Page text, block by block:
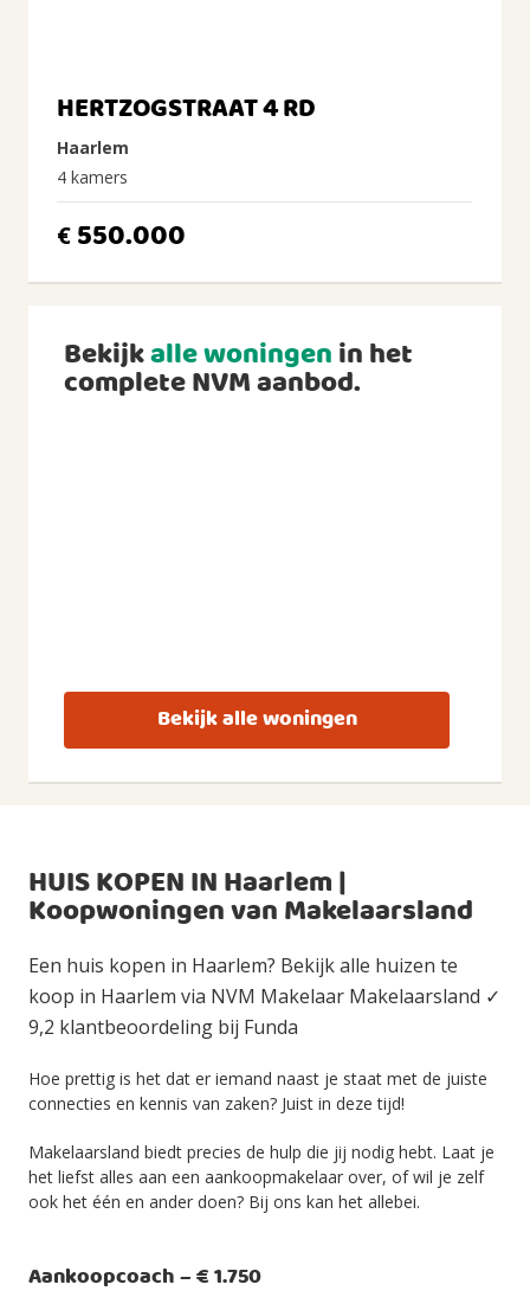
HERTZOGSTRAAT 4 RD
Haarlem
4 kamers
€ 550.000
Bekijkalle woningenin het
complete NVM aanbod.
Bekijk alle woningen
HUIS KOPEN IN Haarlem |
Koopwoningen van Makelaarsland
Een huis kopen in Haarlem? Bekijk alle huizen te
koop in Haarlem via NVM Makelaar Makelaarsland ✓
9,2 klantbeoordeling bij Funda
Hoe prettig is het dat er iemand naast je staat met de juiste
connecties en kennis van zaken? Juist in deze tijd!
Makelaarsland biedt precies de hulp die jij nodig hebt. Laat je
het liefst alles aan een aankoopmakelaar over, of wil je zelf
ook het één en ander doen? Bij ons kan het allebei.
Aankoopcoach – € 1.750